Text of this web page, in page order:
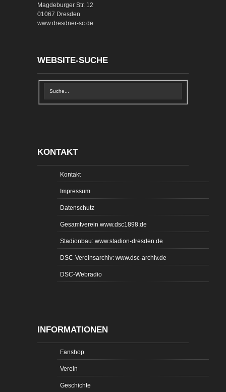
Magdeburger Str. 12
01067 Dresden
www.dresdner-sc.de
WEBSITE-SUCHE
KONTAKT
Kontakt
Impressum
Datenschutz
Gesamtverein www.dsc1898.de
Stadionbau: www.stadion-dresden.de
DSC-Vereinsarchiv: www.dsc-archiv.de
DSC-Webradio
INFORMATIONEN
Fanshop
Verein
Geschichte